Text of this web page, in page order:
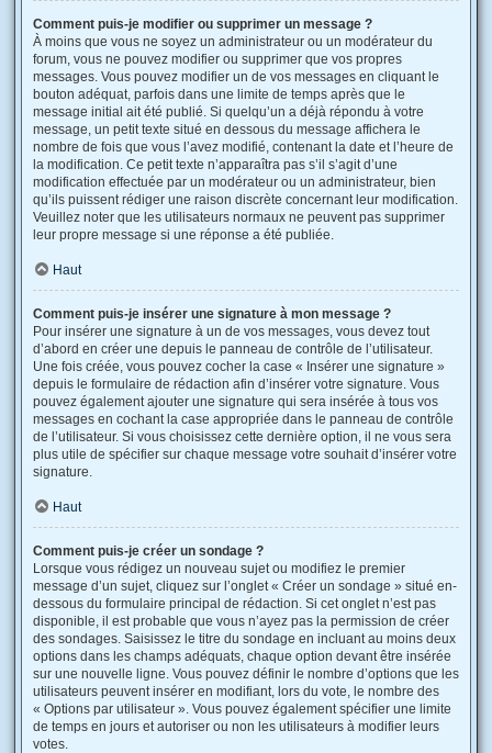
Comment puis-je modifier ou supprimer un message ?
À moins que vous ne soyez un administrateur ou un modérateur du
forum, vous ne pouvez modifier ou supprimer que vos propres
messages. Vous pouvez modifier un de vos messages en cliquant le
bouton adéquat, parfois dans une limite de temps après que le
message initial ait été publié. Si quelqu’un a déjà répondu à votre
message, un petit texte situé en dessous du message affichera le
nombre de fois que vous l’avez modifié, contenant la date et l’heure de
la modification. Ce petit texte n’apparaîtra pas s’il s’agit d’une
modification effectuée par un modérateur ou un administrateur, bien
qu’ils puissent rédiger une raison discrète concernant leur modification.
Veuillez noter que les utilisateurs normaux ne peuvent pas supprimer
leur propre message si une réponse a été publiée.
Haut
Comment puis-je insérer une signature à mon message ?
Pour insérer une signature à un de vos messages, vous devez tout
d’abord en créer une depuis le panneau de contrôle de l’utilisateur.
Une fois créée, vous pouvez cocher la case « Insérer une signature »
depuis le formulaire de rédaction afin d’insérer votre signature. Vous
pouvez également ajouter une signature qui sera insérée à tous vos
messages en cochant la case appropriée dans le panneau de contrôle
de l’utilisateur. Si vous choisissez cette dernière option, il ne vous sera
plus utile de spécifier sur chaque message votre souhait d’insérer votre
signature.
Haut
Comment puis-je créer un sondage ?
Lorsque vous rédigez un nouveau sujet ou modifiez le premier
message d’un sujet, cliquez sur l’onglet « Créer un sondage » situé en-
dessous du formulaire principal de rédaction. Si cet onglet n’est pas
disponible, il est probable que vous n’ayez pas la permission de créer
des sondages. Saisissez le titre du sondage en incluant au moins deux
options dans les champs adéquats, chaque option devant être insérée
sur une nouvelle ligne. Vous pouvez définir le nombre d’options que les
utilisateurs peuvent insérer en modifiant, lors du vote, le nombre des
« Options par utilisateur ». Vous pouvez également spécifier une limite
de temps en jours et autoriser ou non les utilisateurs à modifier leurs
votes.